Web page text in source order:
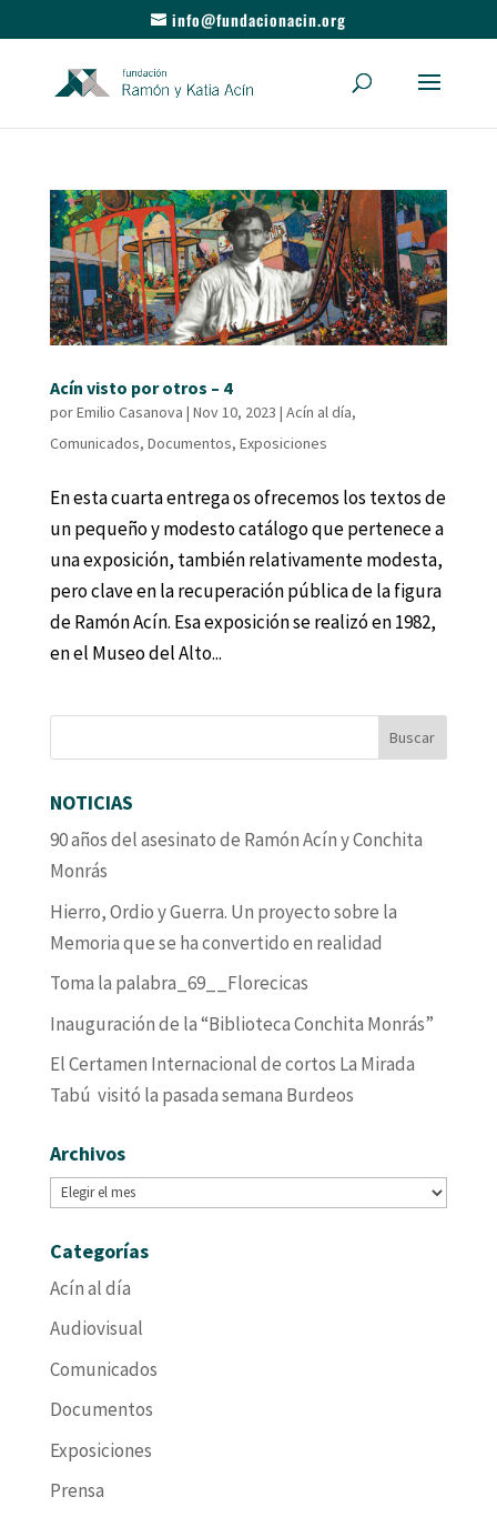
info@fundacionacin.org
Acín visto por otros – 4
porEmilio Casanova | Nov 10, 2023 | Acín al día,
Comunicados, Documentos, Exposiciones
En esta cuarta entrega os ofrecemos los textos de
un pequeño y modesto catálogo que pertenece a
una exposición, también relativamente modesta,
pero clave en la recuperación pública de la figura
de Ramón Acín. Esa exposición se realizó en 1982,
en el Museo del Alto...
NOTICIAS
90 años del asesinato de Ramón Acín y Conchita
Monrás
Hierro, Ordio y Guerra. Un proyecto sobre la
Memoria que se ha convertido en realidad
Toma la palabra_69__Florecicas
Inauguración de la “Biblioteca Conchita Monrás”
El Certamen Internacional de cortos La Mirada
Tabú visitó la pasada semana Burdeos
Archivos
Archivos
Categorías
Acín al día
Audiovisual
Comunicados
Documentos
Exposiciones
Prensa